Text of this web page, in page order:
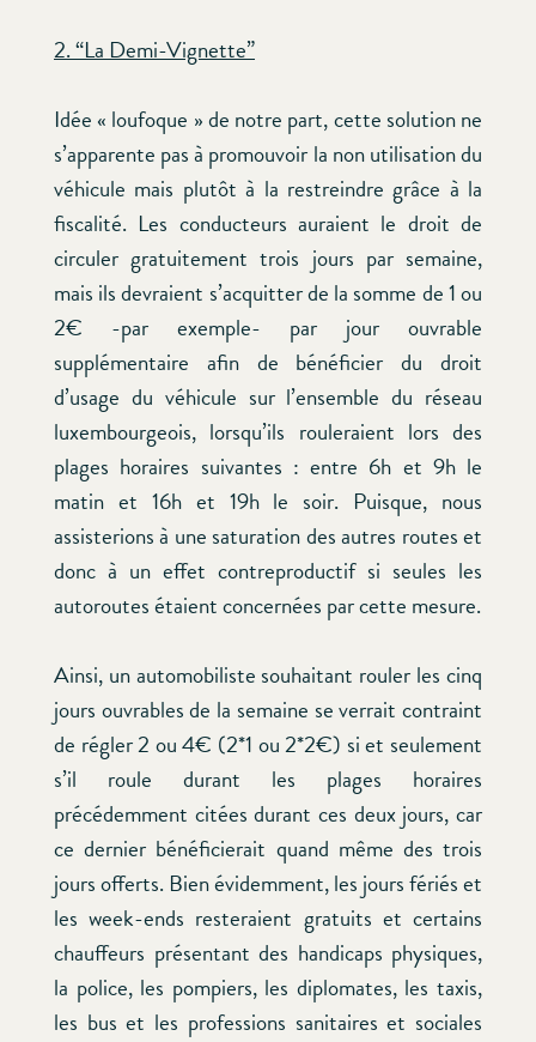
2. “La Demi-Vignette”
Idée « loufoque » de notre part, cette solution ne
s’apparente pas à promouvoir la non utilisation du
véhicule mais plutôt à la restreindre grâce à la
fiscalité. Les conducteurs auraient le droit de
circuler gratuitement trois jours par semaine,
mais ils devraient s’acquitter de la somme de 1 ou
2€ -par exemple- par jour ouvrable
supplémentaire afin de bénéficier du droit
d’usage du véhicule sur l’ensemble du réseau
luxembourgeois, lorsqu’ils rouleraient lors des
plages horaires suivantes : entre 6h et 9h le
matin et 16h et 19h le soir. Puisque, nous
assisterions à une saturation des autres routes et
donc à un effet contreproductif si seules les
autoroutes étaient concernées par cette mesure.
Ainsi, un automobiliste souhaitant rouler les cinq
jours ouvrables de la semaine se verrait contraint
de régler 2 ou 4€ (2*1 ou 2*2€) si et seulement
s’il roule durant les plages horaires
précédemment citées durant ces deux jours, car
ce dernier bénéficierait quand même des trois
jours offerts. Bien évidemment, les jours fériés et
les week-ends resteraient gratuits et certains
chauffeurs présentant des handicaps physiques,
la police, les pompiers, les diplomates, les taxis,
les bus et les professions sanitaires et sociales